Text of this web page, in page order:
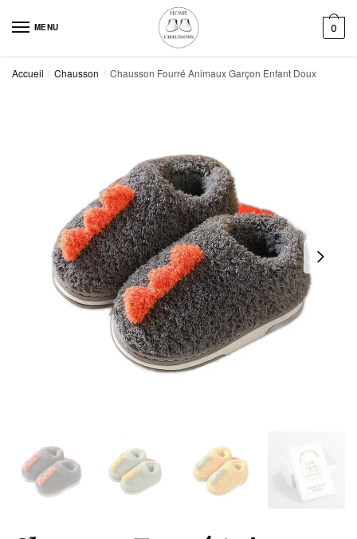
MENU 0
Accueil / Chausson / Chausson Fourré Animaux Garçon Enfant Doux